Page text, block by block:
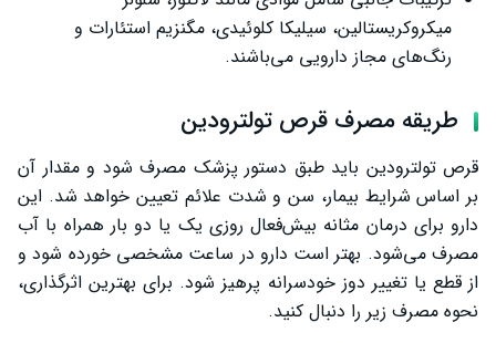
میکروکریستالین، سیلیکا کلوئیدی، مگنزیم استئارات و
رنگ‌های مجاز دارویی می‌باشند.
طریقه مصرف قرص تولترودین
قرص تولترودین باید طبق دستور پزشک مصرف شود و مقدار آن
بر اساس شرایط بیمار، سن و شدت علائم تعیین خواهد شد. این
دارو برای درمان مثانه بیش‌فعال روزی یک یا دو بار همراه با آب
مصرف می‌شود. بهتر است دارو در ساعت مشخصی خورده شود و
از قطع یا تغییر دوز خودسرانه پرهیز شود. برای بهترین اثرگذاری،
نحوه مصرف زیر را دنبال کنید.